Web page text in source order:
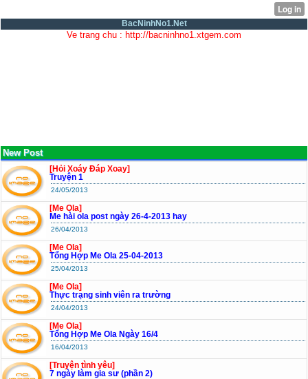
BacNinhNo1.Net
Ve trang chu : http://bacninhno1.xtgem.com
New Post
[Hỏi Xoáy Đáp Xoay]
Truyện 1
24/05/2013
[Me Ola]
Me hài ola post ngày 26-4-2013 hay
26/04/2013
[Me Ola]
Tổng Hợp Me Ola 25-04-2013
25/04/2013
[Me Ola]
Thực trạng sinh viên ra trường
24/04/2013
[Me Ola]
Tổng Hợp Me Ola Ngày 16/4
16/04/2013
[Truyện tình yêu]
7 ngày làm gia sư (phần 2)